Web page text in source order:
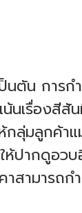
นตัน การ
นเรื่องสีสั
กลุ่มลูกค้า
ปากดูอว
สามารถก